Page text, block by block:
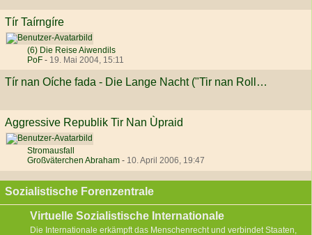
Tír Taírngíre
(6) Die Reise Aiwendils
PoF - 19. Mai 2004, 15:11
Tír nan Oíche fada - Die Lange Nacht ("Tir nan Rollenspiel")
Aggressive Republik Tir Nan Ùpraid
Stromausfall
Großväterchen Abraham - 10. April 2006, 19:47
Sozialistische Forenzentrale
Virtuelle Sozialistische Internationale
Die Internationale erkämpft das Menschenrecht und verbindet Staaten,